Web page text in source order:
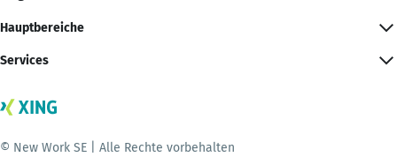
Hauptbereiche
Services
© New Work SE | Alle Rechte vorbehalten